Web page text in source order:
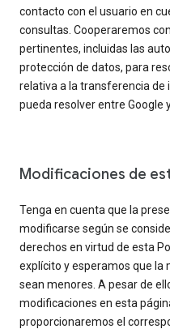
contacto con el usuario en
consultas. Cooperaremos
pertinentes, incluidas las
protección de datos, para
relativa a la transferencia de
pueda resolver entre Google
Modificaciones de
Tenga en cuenta que la
modificarse según se
derechos en virtud de esta
explícito y esperamos que la
sean menores. A pesar de
modificaciones en esta
proporcionaremos el